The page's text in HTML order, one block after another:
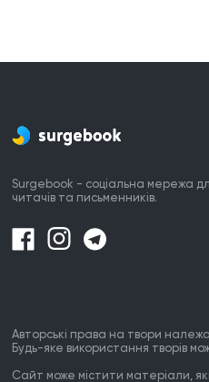
Surgebook - соціальна мережа
читачів та письменників.
Авторські права на твори
Будь-яке використання творів
Сайт може містити матеріали,